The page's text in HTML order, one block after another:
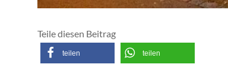
Teile diesen Beitrag
teilen teilen